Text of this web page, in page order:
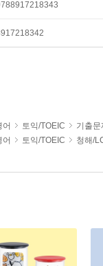
어 토익/TOEIC
기출
어 토익/TOEIC 청해/